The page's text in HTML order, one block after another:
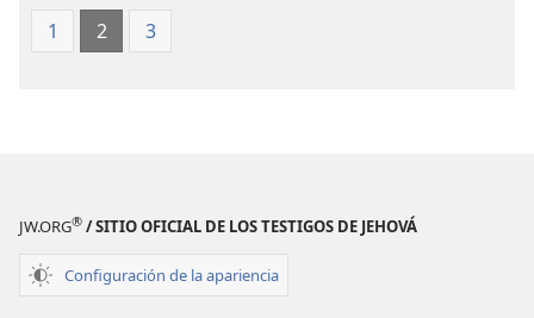
1 2 3
JW.ORG® / SITIO OFICIAL DE LOS TESTIGOS DE JEHOVÁ
Configuración de la apariencia